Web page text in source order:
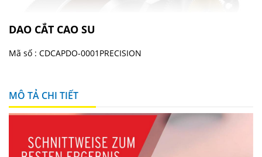
DAO CẮT CAO SU
Mã số : CDCAPDO-0001PRECISION
MÔ TẢ CHI TIẾT